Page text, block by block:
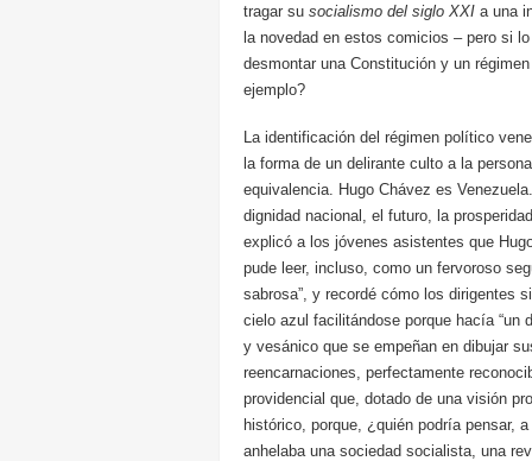
tragar su socialismo del siglo XXI a una
la novedad en estos comicios – pero si
desmontar una Constitución y un
ejemplo?
La identificación del régimen político
la forma de un delirante culto a la
equivalencia. Hugo Chávez es
dignidad nacional, el futuro, la
explicó a los jóvenes asistentes que
pude leer, incluso, como un fervoroso
sabrosa”, y recordé cómo los dirigentes
cielo azul facilitándose porque hacía “un
y vesánico que se empeñan en dibujar
reencarnaciones, perfectamente
providencial que, dotado de una visión
histórico, porque, ¿quién podría pensar,
anhelaba una sociedad socialista, una